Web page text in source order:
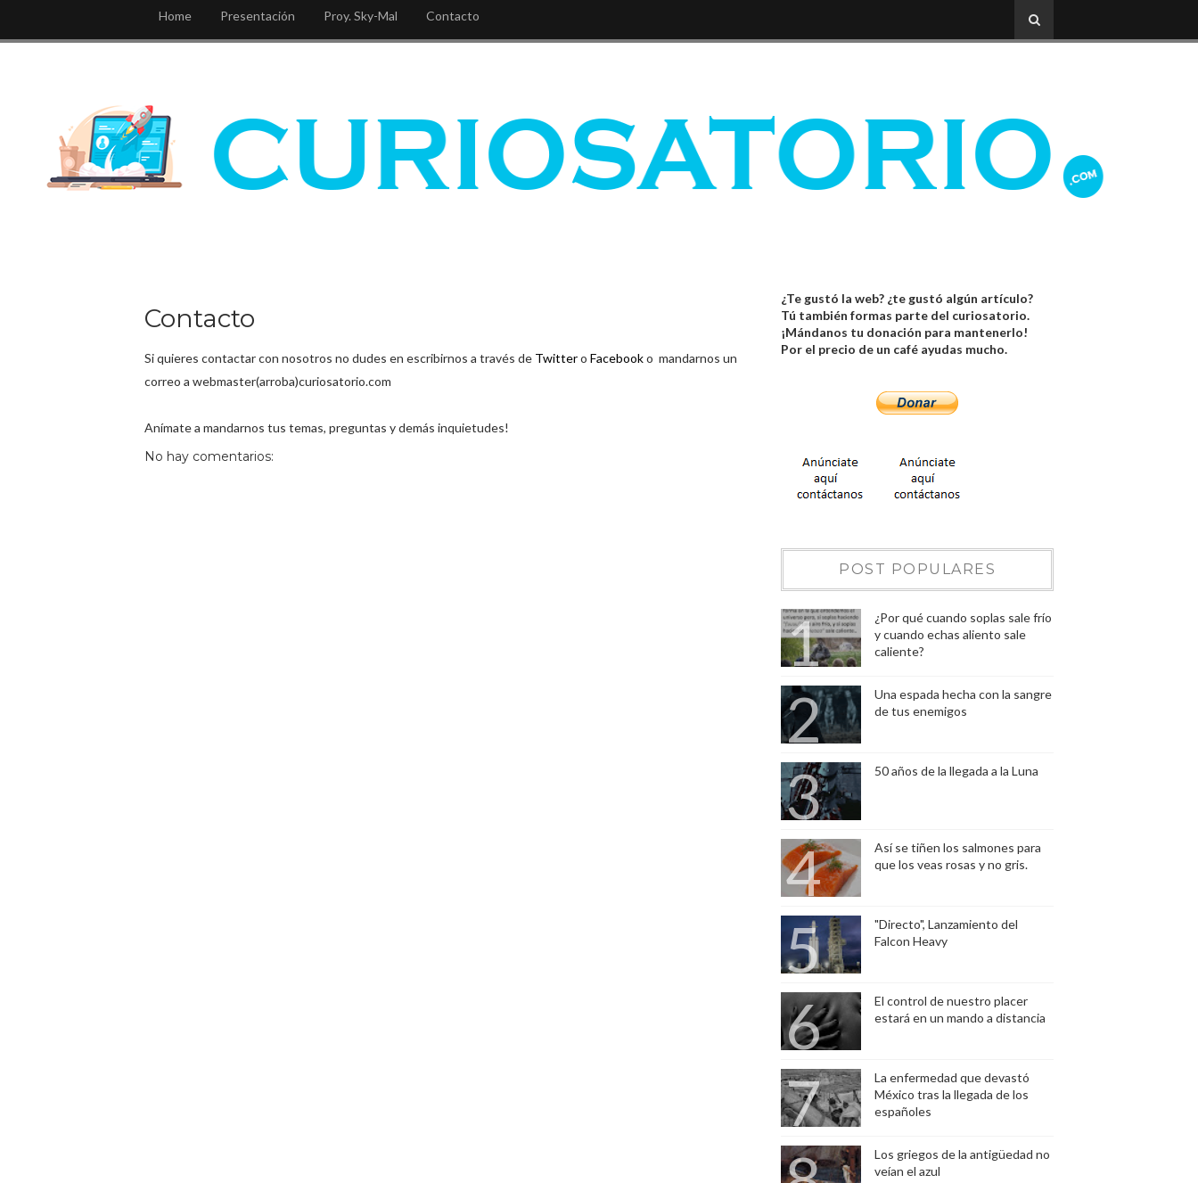
Home Presentación Proy. Sky-Mal Contacto
Contacto
Si quieres contactar con nosotros no dudes en escribirnos a través de Twittero Facebooko mandarnos un
correo a webmaster(arroba)curiosatorio.com
Anímate a mandarnos tus temas, preguntas y demás inquietudes!
No hay comentarios:
¿Te gustó la web? ¿te gustó algún artículo?
Tú también formas parte del curiosatorio.
¡Mándanos tu donación para mantenerlo!
Por el precio de un café ayudas mucho.
POST POPULARES
¿Por qué cuando soplas sale frío
y cuando echas aliento sale
caliente?
Una espada hecha con la sangre
de tus enemigos
50 años de la llegada a la Luna
Así se tiñen los salmones para
que los veas rosas y no gris.
"Directo", Lanzamiento del
Falcon Heavy
El control de nuestro placer
estará en un mando a distancia
La enfermedad que devastó
México tras la llegada de los
españoles
Los griegos de la antigüedad no
veían el azul